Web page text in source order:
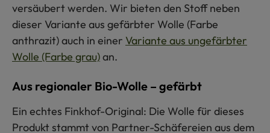
versäubert werden. Wir bieten den Stoff neben
dieser Variante aus gefärbter Wolle (Farbe
anthrazit) auch in einer Variante aus ungefärbter
Wolle (Farbe grau)an.
Aus regionaler Bio-Wolle – gefärbt
Ein echtes Finkhof-Original: Die Wolle für dieses
Produkt stammt von Partner-Schäfereien aus dem